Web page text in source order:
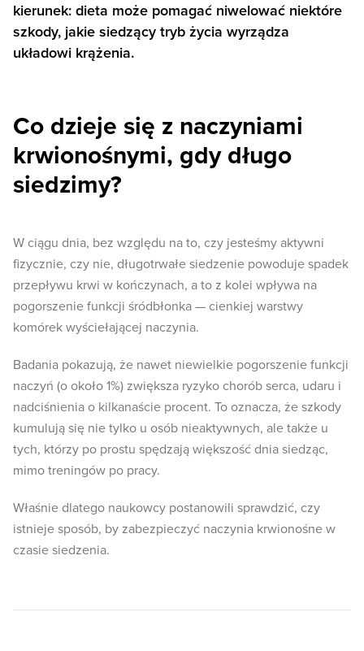
kierunek: dieta może pomagać niwelować niektóre
szkody, jakie siedzący tryb życia wyrządza
układowi krążenia.
Co dzieje się z naczyniami
krwionośnymi, gdy długo
siedzimy?
W ciągu dnia, bez względu na to, czy jesteśmy aktywni
fizycznie, czy nie, długotrwałe siedzenie powoduje spadek
przepływu krwi w kończynach, a to z kolei wpływa na
pogorszenie funkcji śródbłonka — cienkiej warstwy
komórek wyściełającej naczynia.
Badania pokazują, że nawet niewielkie pogorszenie funkcji
naczyń (o około 1%) zwiększa ryzyko chorób serca, udaru i
nadciśnienia o kilkanaście procent. To oznacza, że szkody
kumulują się nie tylko u osób nieaktywnych, ale także u
tych, którzy po prostu spędzają większość dnia siedząc,
mimo treningów po pracy.
Właśnie dlatego naukowcy postanowili sprawdzić, czy
istnieje sposób, by zabezpieczyć naczynia krwionośne w
czasie siedzenia.